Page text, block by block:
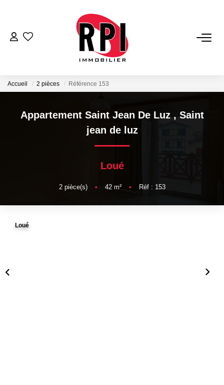
VENTES
LOCATIONS
LOCATIONS VACANCES
Estimation
Accueil 2 pièces Référence 153
Appartement Saint Jean De Luz , Saint
jean de luz
Loué
2pièce(s) • 42m² • Réf : 153
Loué